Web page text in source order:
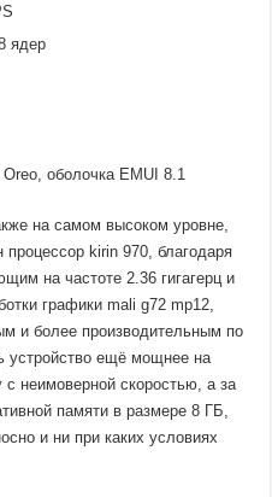
ядер
оболочка EMUI 8.1
на самом высоком уровне,
процессор kirin 970, благодаря
на частоте 2.36 гигагерц и
графики mali g72 mp12,
и более производительным по
устройство ещё мощнее на
с неимоверной скоростью, а за
памяти в размере 8 ГБ,
и ни при каких условиях